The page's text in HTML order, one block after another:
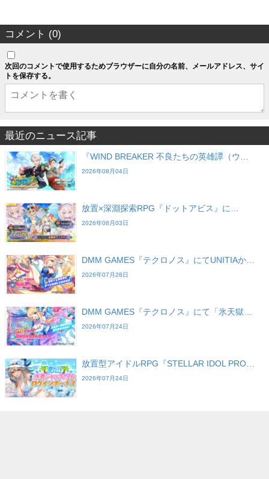
コメント (0)
次回のコメントで使用するためブラウザーに自分の名前、メールアドレス、サイ
トを保存する。
最近のニュース記事
『WIND BREAKER 不良たちの英雄譚（ウ…
2026年08月04日
放置×深淵探索RPG『ドットアビス』に…
2026年08月03日
DMM GAMES『テクロノス』にてUNITIAか…
2026年07月28日
DMM GAMES『テクロノス』にて「氷天獄…
2026年07月24日
放置型アイドルRPG『STELLAR IDOL PRO…
2026年07月24日